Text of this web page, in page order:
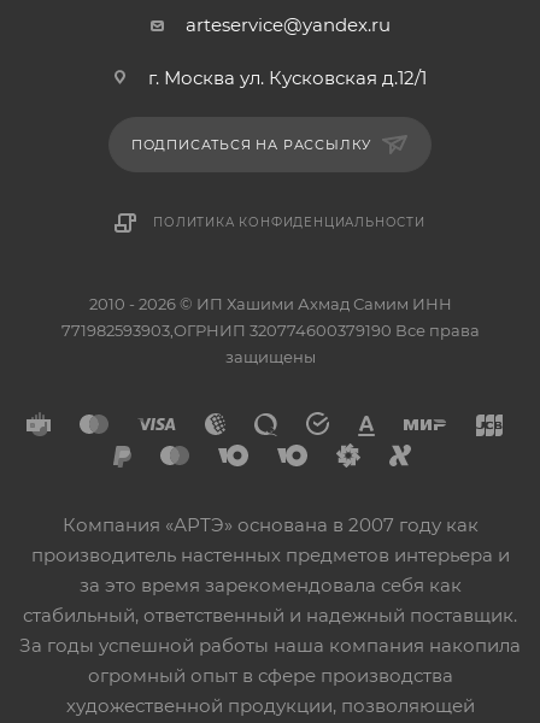
arteservice@yandex.ru
г. Москва ул. Кусковская д.12/1
ПОДПИСАТЬСЯ НА РАССЫЛКУ
ПОЛИТИКА КОНФИДЕНЦИАЛЬНОСТИ
2010 - 2026 © ИП Хашими Ахмад Самим ИНН
771982593903,ОГРНИП 320774600379190 Все права
защищены
Компания «АРТЭ» основана в 2007 году как
производитель настенных предметов интерьера и
за это время зарекомендовала себя как
стабильный, ответственный и надежный поставщик.
За годы успешной работы наша компания накопила
огромный опыт в сфере производства
художественной продукции, позволяющей